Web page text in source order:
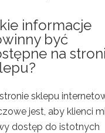
informacje
być
na
sklepu
jest, aby klienci
dostęp do istotnych